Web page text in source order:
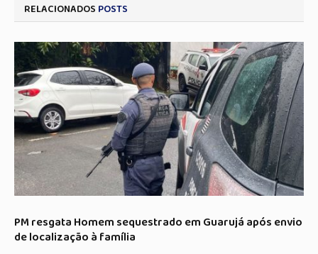
RELACIONADOS POSTS
PM resgata Homem sequestrado em Guarujá após envio
de localização à família